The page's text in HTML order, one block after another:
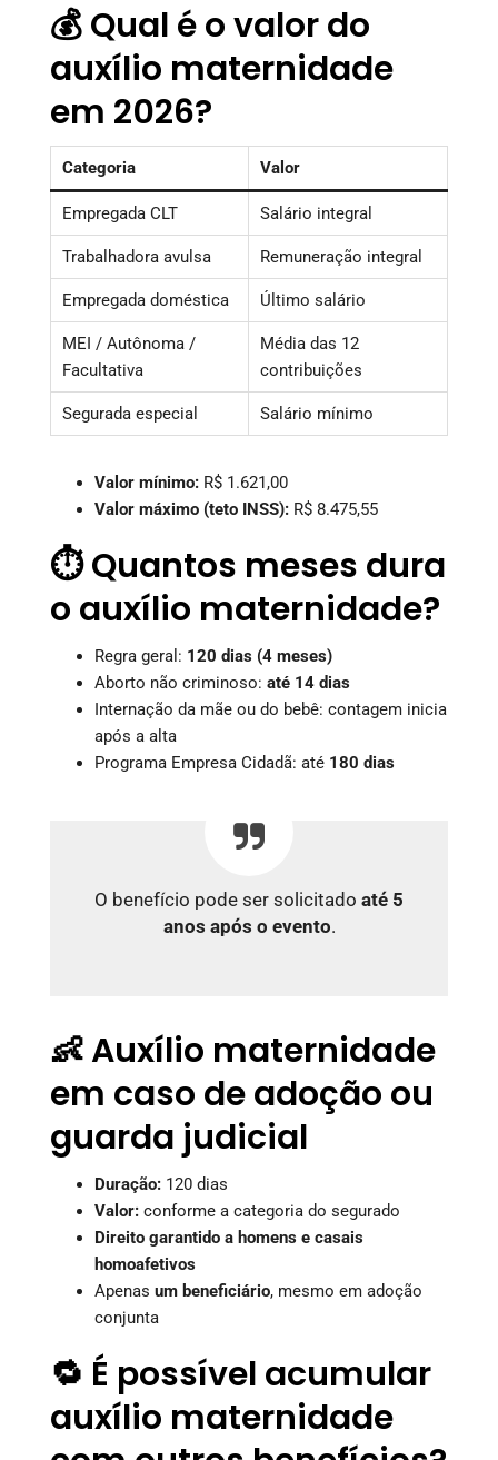
💰 Qual é o valor do
auxílio maternidade
em 2026?
Categoria Valor
Empregada CLT Salário integral
Trabalhadora avulsa Remuneração integral
Empregada doméstica Último salário
MEI / Autônoma /
Facultativa
Média das 12
contribuições
Segurada especial Salário mínimo
Valor mínimo: R$ 1.621,00
Valor máximo (teto INSS): R$ 8.475,55
⏱️ Quantos meses dura
o auxílio maternidade?
Regra geral: 120 dias (4 meses)
Aborto não criminoso: até 14 dias
Internação da mãe ou do bebê: contagem inicia
após a alta
Programa Empresa Cidadã: até 180 dias
O benefício pode ser solicitado até 5
anos após o evento.
👶 Auxílio maternidade
em caso de adoção ou
guarda judicial
Duração: 120 dias
Valor: conforme a categoria do segurado
Direito garantido a homens e casais
homoafetivos
Apenas um beneficiário, mesmo em adoção
conjunta
🔁 É possível acumular
auxílio maternidade